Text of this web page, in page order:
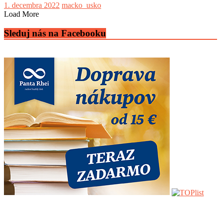
1. decembra 2022 macko_usko
Load More
Sleduj nás na Facebooku